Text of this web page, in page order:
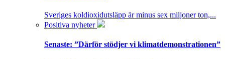
Sveriges koldioxidutsläpp är minus sex miljoner ton,...
Positiva nyheter
Senaste: ”Därför stödjer vi klimatdemonstrationen”